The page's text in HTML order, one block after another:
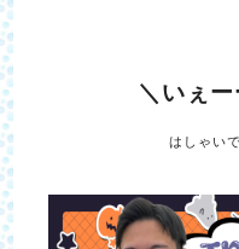
＼いぇ
はしゃい